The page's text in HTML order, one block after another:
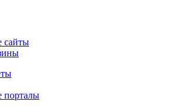
сайты
порталы